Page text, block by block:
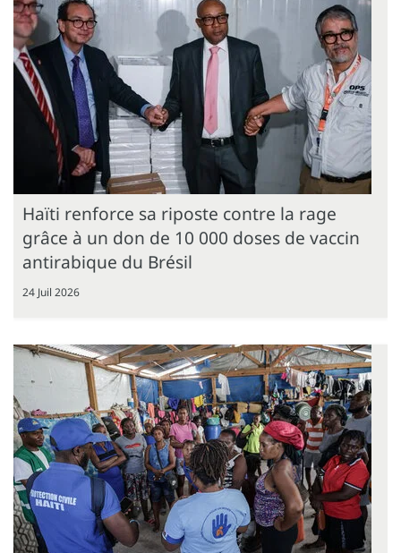
Haïti renforce sa riposte contre la rage
grâce à un don de 10 000 doses de vaccin
antirabique du Brésil
24 Juil 2026